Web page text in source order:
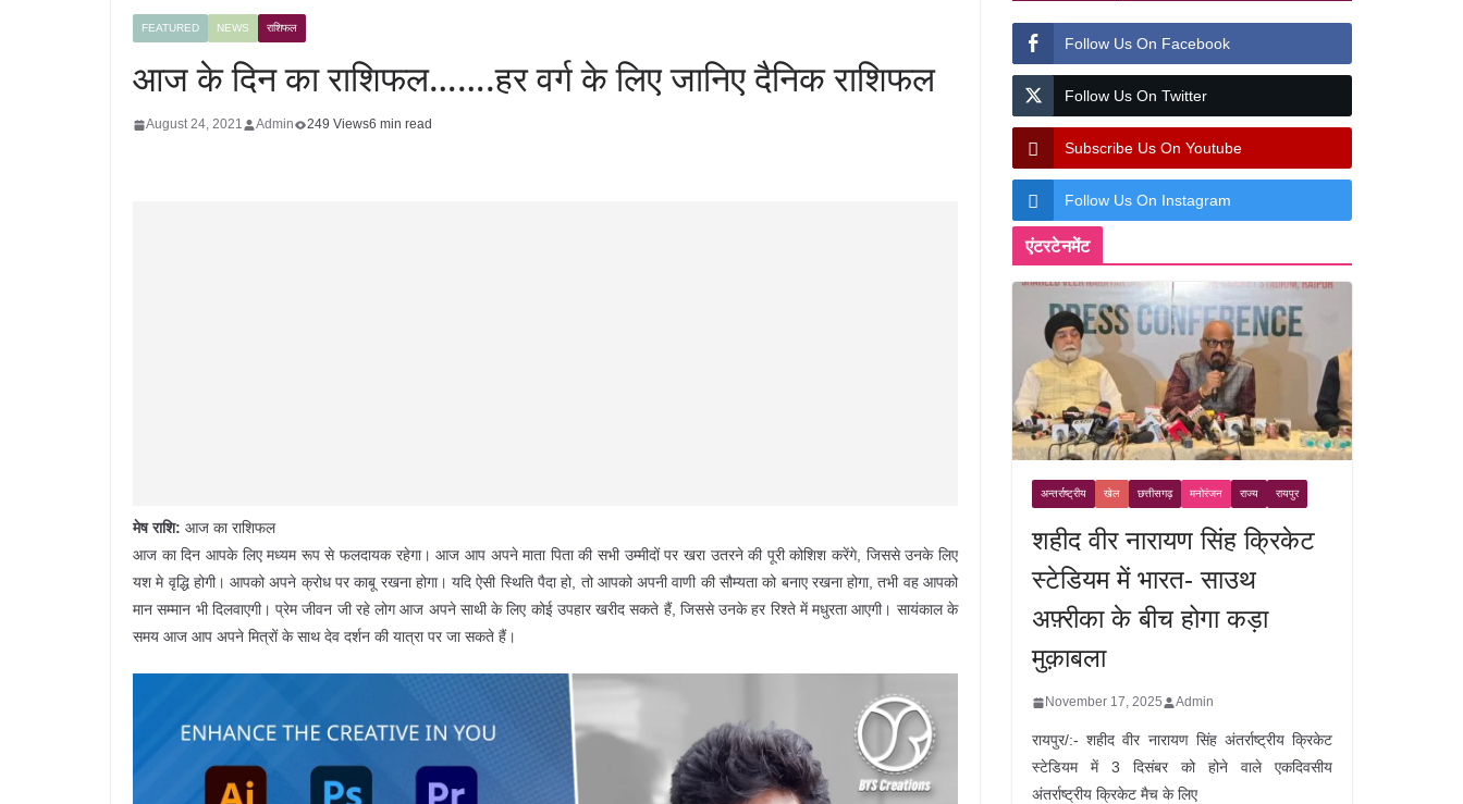
FEATURED NEWS राशिफल
आज के दिन का राशिफल…….हर वर्ग के लिए जानिए दैनिक राशिफल
August 24, 2021 Admin 249 Views6 min read
मेष राशि: आज का राशिफल
आज का दिन आपके लिए मध्यम रूप से फलदायक रहेगा। आज आप अपने माता पिता की सभी उम्मीदों पर खरा उतरने की पूरी कोशिश करेंगे, जिससे उनके लिए
यश मे वृद्धि होगी। आपको अपने क्रोध पर काबू रखना होगा। यदि ऐसी स्थिति पैदा हो, तो आपको अपनी वाणी की सौम्यता को बनाए रखना होगा, तभी वह आपको
मान सम्मान भी दिलवाएगी। प्रेम जीवन जी रहे लोग आज अपने साथी के लिए कोई उपहार खरीद सकते हैं, जिससे उनके हर रिश्ते में मधुरता आएगी। सायंकाल के
समय आज आप अपने मित्रों के साथ देव दर्शन की यात्रा पर जा सकते हैं।
Follow Us On Facebook
Follow Us On Twitter
Subscribe Us On Youtube
Follow Us On Instagram
एंटरटेनमेंट
अन्तर्राष्ट्रीय खेल छत्तीसगढ़ मनोरंजन राज्य रायपुर
शहीद वीर नारायण सिंह क्रिकेट
स्टेडियम में भारत- साउथ
अफ़्रीका के बीच होगा कड़ा
मुक़ाबला
November 17, 2025 Admin
रायपुर/:- शहीद वीर नारायण सिंह अंतर्राष्ट्रीय क्रिकेट
स्टेडियम में 3 दिसंबर को होने वाले एकदिवसीय
अंतर्राष्ट्रीय क्रिकेट मैच के लिए